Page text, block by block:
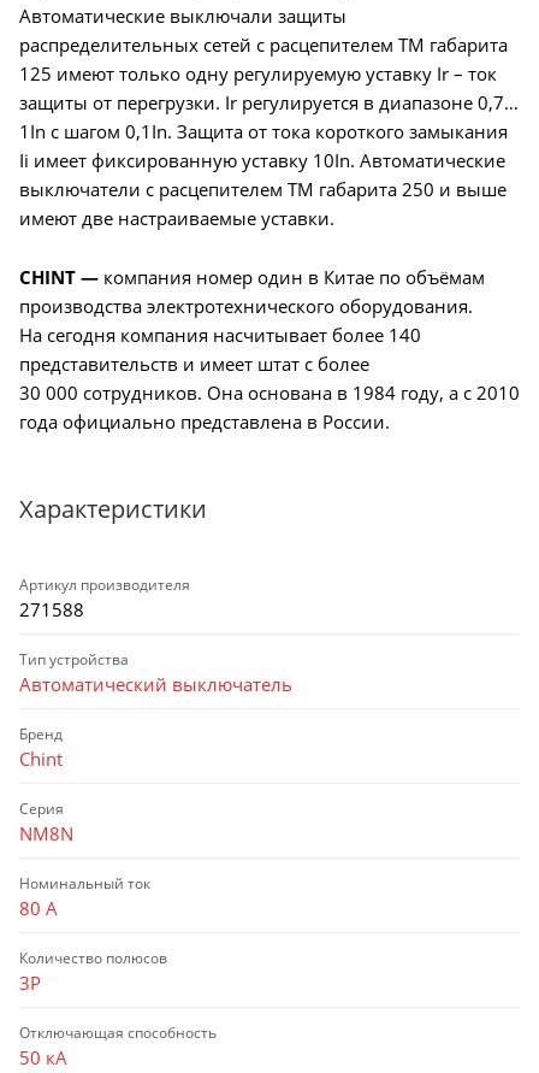
Автоматические выключали защиты
распределительных сетей с расцепителем TM габарита
125 имеют только одну регулируемую уставку Ir – ток
защиты от перегрузки. Ir регулируется в диапазоне 0,7…
1In с шагом 0,1In. Защита от тока короткого замыкания
Ii имеет фиксированную уставку 10In. Автоматические
выключатели c расцепителем TM габарита 250 и выше
имеют две настраиваемые уставки.
CHINT — компания номер один в Китае по объёмам
производства электротехнического оборудования.
На сегодня компания насчитывает более 140
представительств и имеет штат с более
30 000 сотрудников. Она основана в 1984 году, а с 2010
года официально представлена в России.
Характеристики
Артикул производителя
271588
Тип устройства
Автоматический выключатель
Бренд
Chint
Серия
NM8N
Номинальный ток
80 А
Количество полюсов
3P
Отключающая способность
50 кА